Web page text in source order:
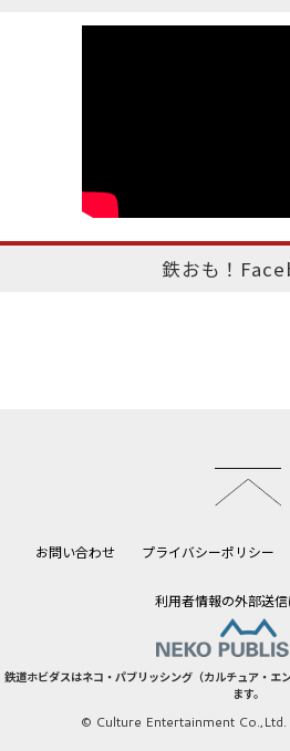
鉄おも！
お問い合わせ プライバシーポリシー
利用者情報の外部送
鉄道ホビダスはネコ・パブリッシング（カルチュア・エ
ます。
© Culture Entertainment Co.,Ltd.